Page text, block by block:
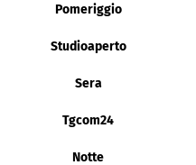
Pomeriggio
Studioaperto
Sera
Tgcom24
Notte